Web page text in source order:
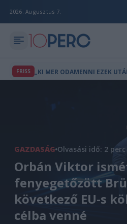
2026. Augusztus 7.
FRISS
GAZDASÁG Olvasási idő: 2 perc
Orbán Viktor
fenyegetőzött
következő EU-s
célba venné